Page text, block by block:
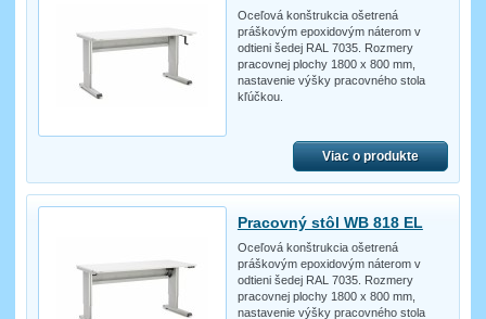
Oceľová konštrukcia ošetrená
práškovým epoxidovým náterom v
odtieni šedej RAL 7035. Rozmery
pracovnej plochy 1800 x 800 mm,
nastavenie výšky pracovného stola
kľúčkou.
Viac o produkte
Pracovný stôl WB 818 EL
Oceľová konštrukcia ošetrená
práškovým epoxidovým náterom v
odtieni šedej RAL 7035. Rozmery
pracovnej plochy 1800 x 800 mm,
nastavenie výšky pracovného stola